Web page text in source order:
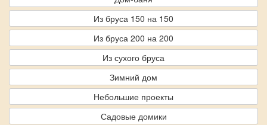
Из бруса 150 на 150
Из бруса 200 на 200
Из сухого бруса
Зимний дом
Небольшие проекты
Садовые домики